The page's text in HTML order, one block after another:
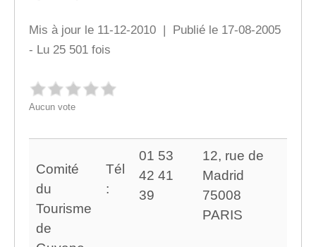
Mis à jour le 11-12-2010 | Publié le 17-08-2005
- Lu 25 501 fois
Aucun vote
Comité
du
Tourisme
de
Tél
:
01 53
42 41
39
12, rue de
Madrid
75008
PARIS